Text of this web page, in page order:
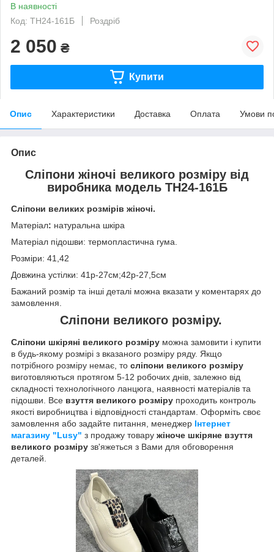
В наявності
Код: ТН24-161Б
Роздріб
2 050 ₴
Купити
Опис Характеристики Доставка Оплата Умови
Опис
Сліпони жіночі великого розміру від
виробника модель ТН24-161Б
Сліпони великих розмірів жіночі.
Матеріал: натуральна шкіра
Матеріал підошви: термопластична гума.
Розміри: 41,42
Довжина устілки: 41р-27см;42р-27,5см
Бажаний розмір та інші деталі можна вказати у коментарях до
замовлення.
Сліпони великого розміру.
Сліпони шкіряні великого розміру можна замовити і купити
в будь-якому розмірі з вказаного розміру ряду. Якщо
потрібного розміру немає, то сліпони великого розміру
виготовляються протягом 5-12 робочих днів, залежно від
складності технологічного ланцюга, наявності матеріалів та
підошви. Все взуття великого розміру проходить контроль
якості виробництва і відповідності стандартам. Оформіть своє
замовлення або задайте питання, менеджер Інтернет
магазину "Lusy" з продажу товару жіноче шкіряне взуття
великого розміру зв'яжеться з Вами для обговорення
деталей.